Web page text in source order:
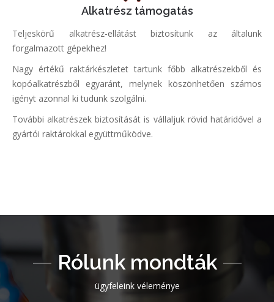
Alkatrész támogatás
Teljeskörű alkatrész-ellátást biztosítunk az általunk
forgalmazott gépekhez!
Nagy értékű raktárkészletet tartunk főbb alkatrészekből és
kopóalkatrészből egyaránt, melynek köszönhetően számos
igényt azonnal ki tudunk szolgálni.
További alkatrészek biztosítását is vállaljuk rövid határidővel a
gyártói raktárokkal együttműködve.
Rólunk mondták
ügyfeleink véleménye